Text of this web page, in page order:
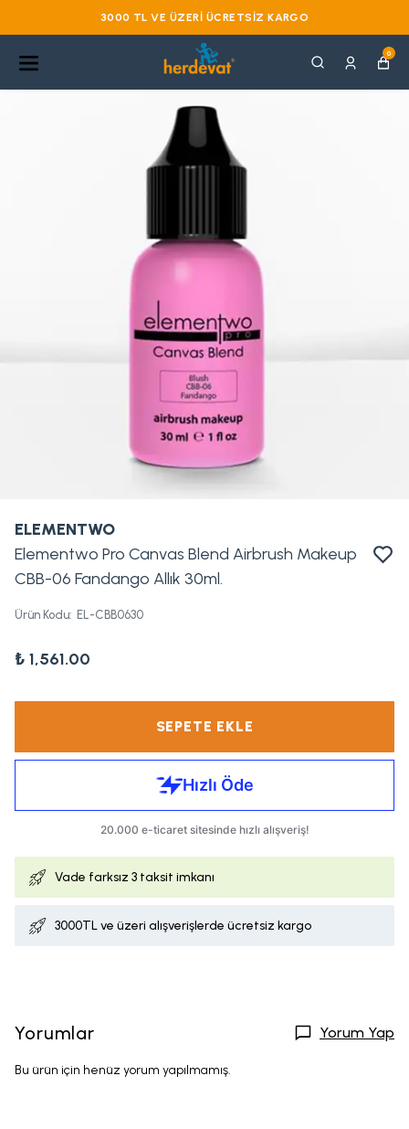
3000 TL VE ÜZERI ÜCRETSIZ KARGO
0
ELEMENTWO
Elementwo Pro Canvas Blend Airbrush Makeup
CBB-06 Fandango Allık 30ml.
Ürün Kodu: EL-CBB0630
₺ 1,561.00
SEPETE EKLE
Vade farksız 3 taksit imkanı
3000TL ve üzeri alışverişlerde ücretsiz kargo
Yorumlar Yorum Yap
Bu ürün için henüz yorum yapılmamış.